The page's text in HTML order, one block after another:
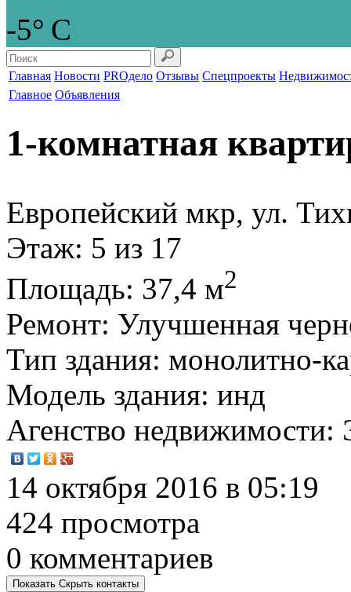
-5° С
Главная Новости PROдело Отзывы Спецпроекты
Главное Объявления
1-комнатная
Европейский мкр, ул.
Этаж: 5 из 17
Площадь: 37,4 м2
Ремонт: Улучшенная
Тип здания: монолитно-
Модель здания: инд
Агенство недвижимости:
14 октября 2016 в 05:19
424 просмотра
0 комментариев
Показать Скрыть контакты